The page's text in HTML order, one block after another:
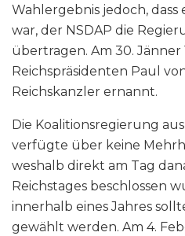
Wahlergebnis jedoch,
war, der NSDAP die
übertragen. Am 30.
Reichspräsidenten Paul
Reichskanzler ernannt.
Die Koalitionsregierung
verfügte über keine
weshalb direkt am Tag
Reichstages beschlossen
innerhalb eines Jahres
gewählt werden. Am 4.